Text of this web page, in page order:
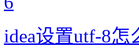
idea设置utf-8怎